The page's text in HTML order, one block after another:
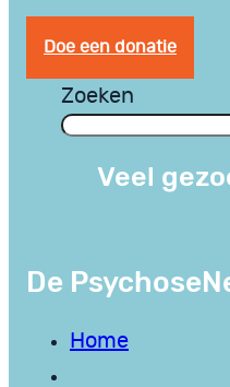
Doe een donatie
Zoeken
Veel
De
Home